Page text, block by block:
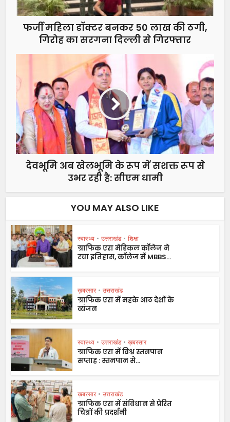
फर्जी महिला डॉक्टर बनकर 50 लाख की ठगी,
गिरोह का सरगना दिल्ली से गिरफ्तार
देवभूमि अब खेलभूमि के रूप में सशक्त रूप से
उभर रही है: सीएम धामी
YOU MAY ALSO LIKE
स्वास्थ्य • उत्तराखंड • शिक्षा
ग्राफिक एरा मेडिकल कॉलेज ने
रचा इतिहास, कॉलेज में MBBS...
ख़बरसार • उत्तराखंड
ग्राफिक एरा में महके आठ देशों के
व्यंजन
स्वास्थ्य • उत्तराखंड • ख़बरसार
ग्राफिक एरा में विश्व स्तनपान
सप्ताह : स्तनपान से...
ख़बरसार • उत्तराखंड
ग्राफिक एरा में संविधान से प्रेरित
चित्रों की प्रदर्शनी